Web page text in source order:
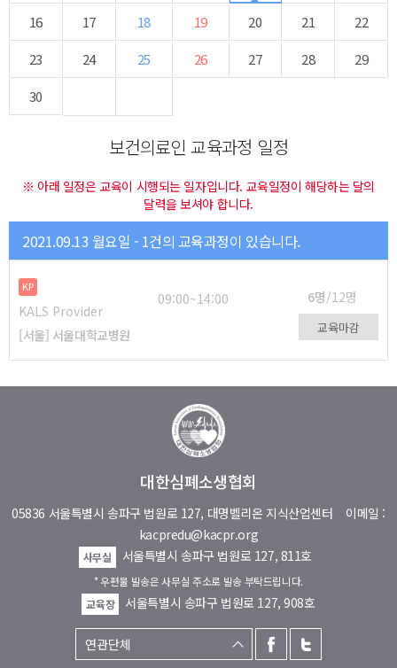
16
17 18 19 20 21
22
23
24 25 26 27 28
29
30
보건의료인 교육과정 일정
※ 아래 일정은 교육이 시행되는 일자입니다. 교육일정이 해당하는 달의
달력을 보셔야 합니다.
2021.09.13 월요일 - 1건의 교육과정이 있습니다.
KP
KALS Provider
09:00~14:00 6명/12명
[서울] 서울대학교병원 교육마감
대한심폐소생협회
05836 서울특별시 송파구 법원로 127, 대명벨리온 지식산업센터 이메일 :
kacpredu@kacpr.org
사무실 서울특별시 송파구 법원로 127, 811호
* 우편물 발송은 사무실 주소로 발송 부탁드립니다.
교육장
서울특별시 송파구 법원로 127, 908호